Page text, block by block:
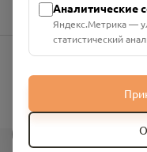
info@pomnim.online
Аналитические
Яндекс.Метрика —
статистический